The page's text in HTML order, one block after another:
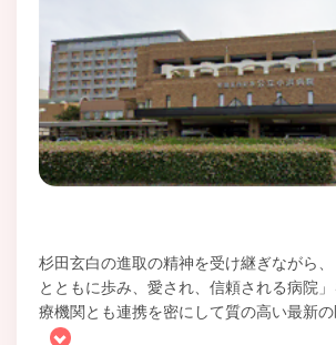
杉田玄白の進取の精神を受け継ぎながら
とともに歩み、愛され、信頼される病院
療機関とも連携を密にして質の高い最新